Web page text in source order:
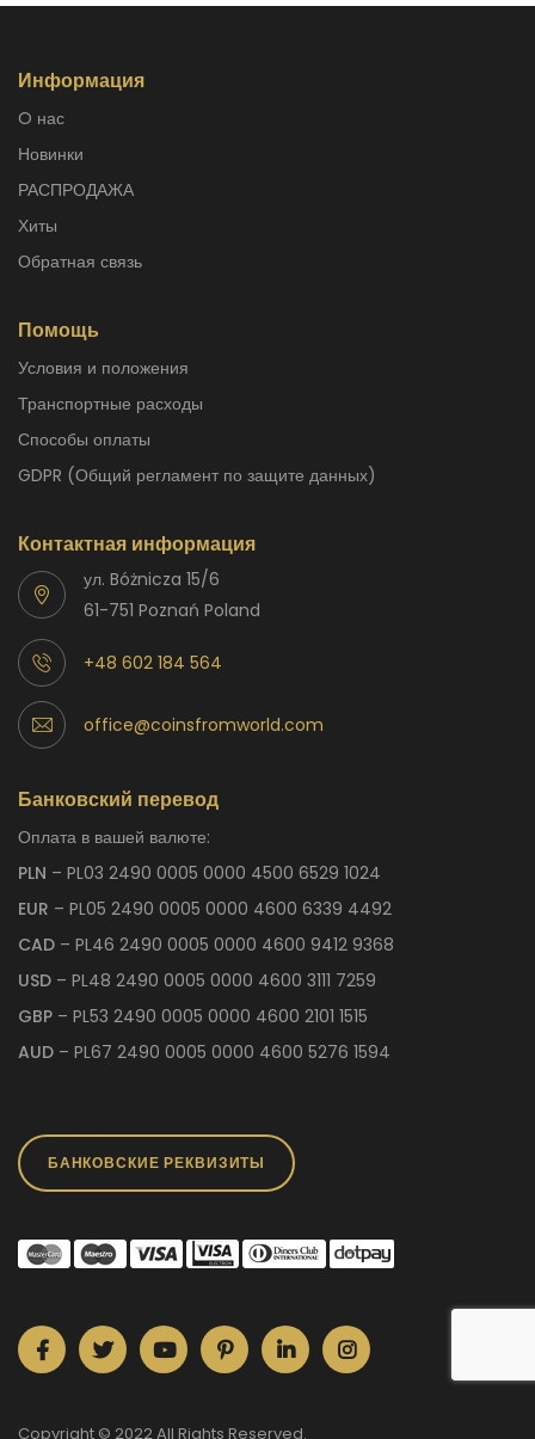
Информация
O нас
Новинки
РАСПРОДАЖА
Хиты
Обратная связь
Помощь
Условия и положения
Транспортные расходы
способы оплаты
GDPR (Общий регламент по защите данных)
Контактная информация
ул. Bóżnicza 15/6
61-751 Poznań Poland
+48 602 184 564
office@coinsfromworld.com
Банковский перевод
Оплата в вашей валюте:
PLN – PL03 2490 0005 0000 4500 6529 1024
EUR – PL05 2490 0005 0000 4600 6339 4492
CAD – PL46 2490 0005 0000 4600 9412 9368
USD – PL48 2490 0005 0000 4600 3111 7259
GBP – PL53 2490 0005 0000 4600 2101 1515
AUD – PL67 2490 0005 0000 4600 5276 1594
Copyright © 2022 All Rights Reserved.
БАНКОВСКИЕ РЕКВИЗИТЫ